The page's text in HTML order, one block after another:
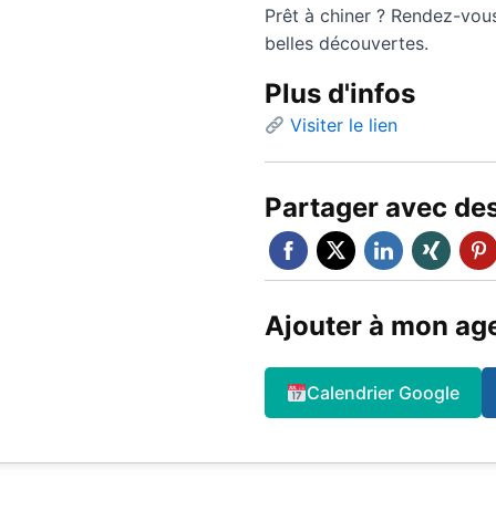
Prêt à chiner ? Rendez-
belles découvertes.
Plus d'infos
Visiter le lien
Partager avec
Ajouter à mon
Calendrier Google